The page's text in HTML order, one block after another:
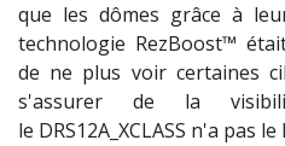
que les dômes grâce à
technologie RezBoost™
de ne plus voir certaines
s'assurer de la
le DRS12A_XCLASS n'a pas